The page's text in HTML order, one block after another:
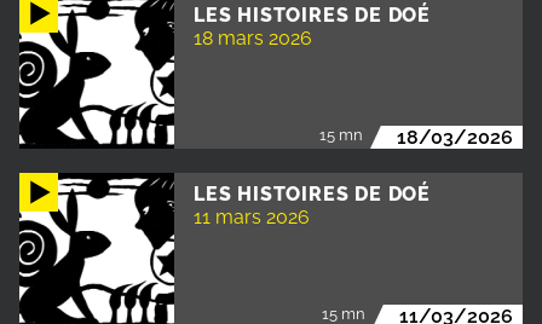
LES HISTOIRES DE DOÉ
18 mars 2026
15 mn 18/03/2026
LES HISTOIRES DE DOÉ
11 mars 2026
15 mn 11/03/2026